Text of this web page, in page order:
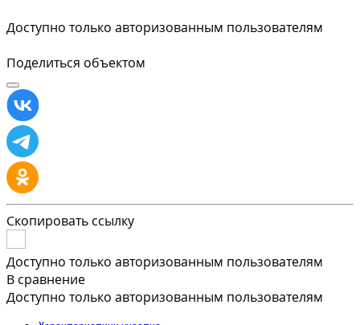
Доступно только авторизованным пользователям
Поделиться объектом
Скопировать ссылку
Доступно только авторизованным пользователям
В сравнение
Доступно только авторизованным пользователям